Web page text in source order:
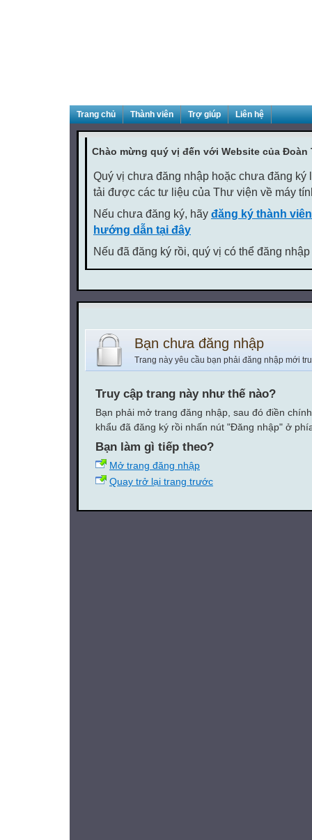
Trang chủ Thành viên Trợ giúp Liên hệ
Chào mừng quý vị đến với Website của Đoàn
Quý vị chưa đăng nhập hoặc chưa đăng ký
tải được các tư liệu của Thư viện về máy
Nếu chưa đăng ký, hãy đăng ký thành
hướng dẫn tại đây
Nếu đã đăng ký rồi, quý vị có thể đăng
Bạn chưa đăng nhập
Trang này yêu cầu bạn phải đăng nhập mới
Truy cập trang này như thế nào?
Bạn phải mở trang đăng nhập, sau đó điền
khẩu đã đăng ký rồi nhấn nút "Đăng nhập" ở
Bạn làm gì tiếp theo?
Mở trang đăng nhập
Quay trở lại trang trước